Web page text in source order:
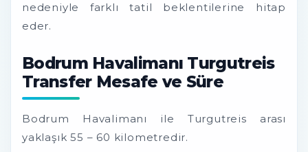
nedeniyle farklı tatil beklentilerine hitap
eder.
Bodrum Havalimanı Turgutreis
Transfer Mesafe ve Süre
Bodrum Havalimanı ile Turgutreis arası
yaklaşık 55 – 60 kilometredir.